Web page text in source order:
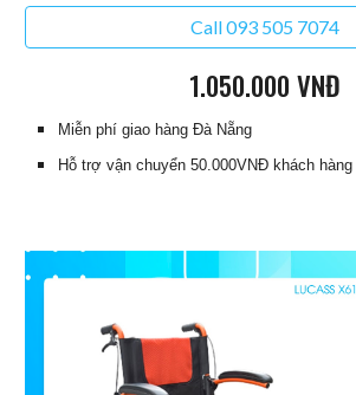
Call 093 505 7074
1.050.000 VNĐ
Miễn phí giao hàng Đà Nẵng
Hỗ trợ vận chuyển 50.000VNĐ khách